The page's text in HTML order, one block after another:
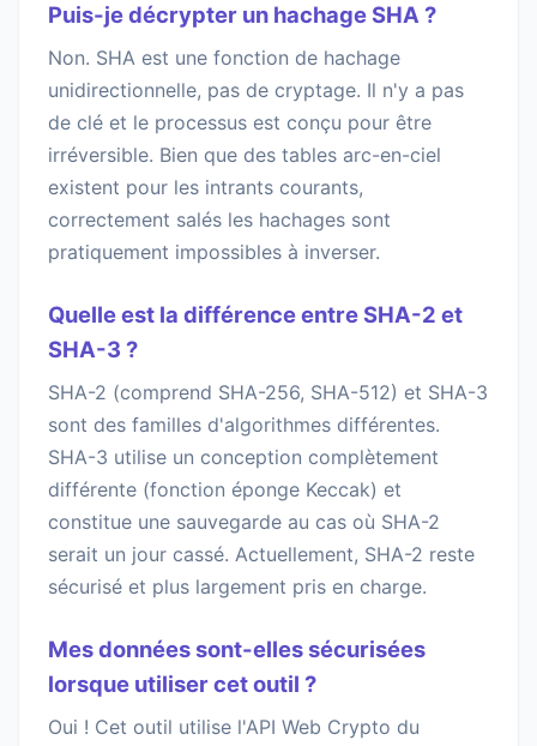
Puis-je décrypter un hachage SHA ?
Non. SHA est une fonction de hachage
unidirectionnelle, pas de cryptage. Il n'y a pas
de clé et le processus est conçu pour être
irréversible. Bien que des tables arc-en-ciel
existent pour les intrants courants,
correctement salés les hachages sont
pratiquement impossibles à inverser.
Quelle est la différence entre SHA-2 et
SHA-3 ?
SHA-2 (comprend SHA-256, SHA-512) et SHA-3
sont des familles d'algorithmes différentes.
SHA-3 utilise un conception complètement
différente (fonction éponge Keccak) et
constitue une sauvegarde au cas où SHA-2
serait un jour cassé. Actuellement, SHA-2 reste
sécurisé et plus largement pris en charge.
Mes données sont-elles sécurisées
lorsque utiliser cet outil ?
Oui ! Cet outil utilise l'API Web Crypto du